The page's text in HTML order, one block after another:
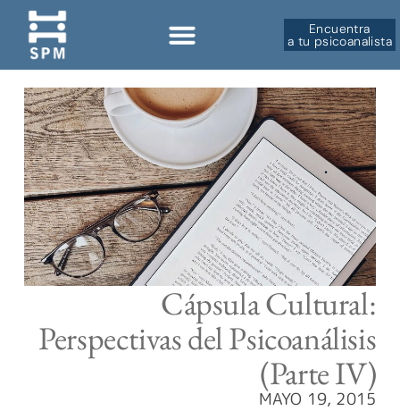
Encuentra
a tu psicoanalista
Cápsula Cultural:
Perspectivas del Psicoanálisis
(Parte IV)
MAYO 19, 2015